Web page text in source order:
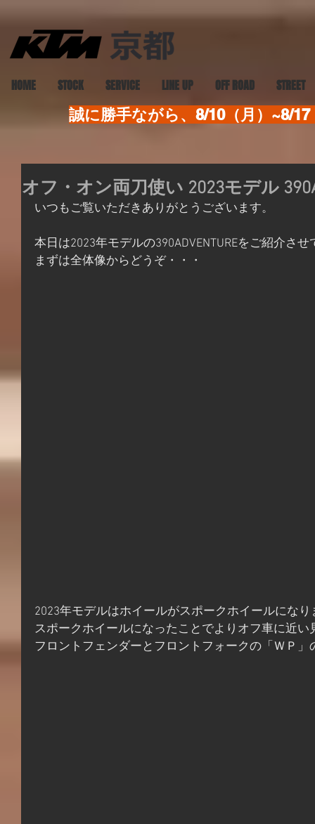
HOME STOCK SERVICE LINE UP OFF ROAD STREET
誠に勝手ながら、8/10（月）~8/
オフ・オン両刀使い 2023モデル
いつもご覧いただきありがとうございます。
本日は2023年モデルの390ADVENTUREをご紹介さ
まずは全体像からどうぞ・・・
2023年モデルはホイールがスポークホイールになり
スポークホイールになったことでよりオフ車に近い
フロントフェンダーとフロントフォークの「ＷＰ」